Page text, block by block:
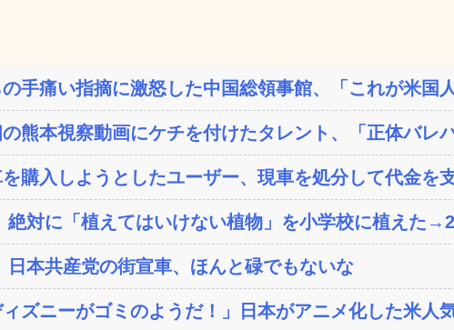
手痛い指摘に激怒した中国総領事館、「これが米国
熊本視察動画にケチを付けたタレント、「正体バレ
購入しようとしたユーザー、現車を処分して代金を
絶対に「植えてはいけない植物」を小学校に植えた
日本共産党の街宣車、ほんと碌でもないな
ズニーがゴミのようだ！」日本がアニメ化した米人